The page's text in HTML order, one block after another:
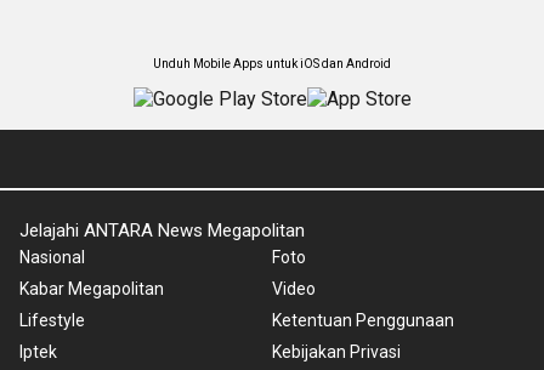
Unduh Mobile Apps untuk iOS dan Android
Jelajahi ANTARA News Megapolitan
Nasional
Kabar Megapolitan
Lifestyle
Iptek
Foto
Video
Ketentuan Penggunaan
Kebijakan Privasi